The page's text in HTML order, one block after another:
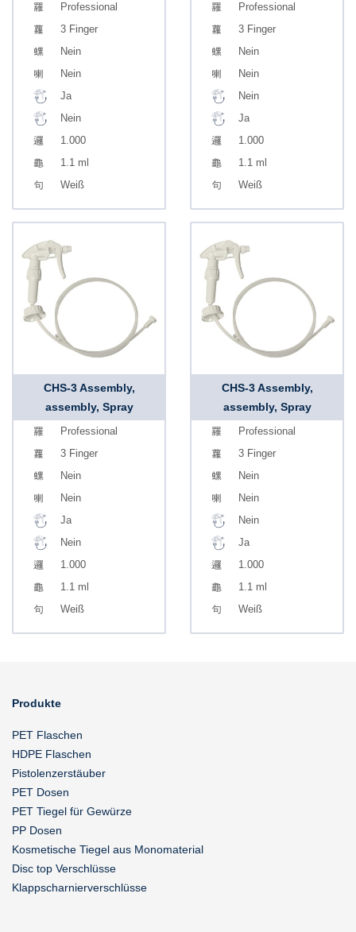
Professional
3 Finger
Nein
Nein
Ja
Nein
1.000
1.1 ml
Weiß
Professional
3 Finger
Nein
Nein
Nein
Ja
1.000
1.1 ml
Weiß
CHS-3 Assembly,
assembly, Spray
Professional
3 Finger
Nein
Nein
Ja
Nein
1.000
1.1 ml
Weiß
CHS-3 Assembly,
assembly, Spray
Professional
3 Finger
Nein
Nein
Nein
Ja
1.000
1.1 ml
Weiß
Produkte
PET Flaschen
HDPE Flaschen
Pistolenzerstäuber
PET Dosen
PET Tiegel für Gewürze
PP Dosen
Kosmetische Tiegel aus Monomaterial
Disc top Verschlüsse
Klappscharnierverschlüsse